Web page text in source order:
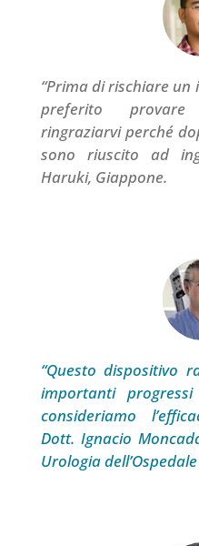
“Prima di rischiare
preferito provare
ringraziarvi perché
sono riuscito ad
Haruki, Giappone.
“Questo dispositivo
importanti
consideriamo
Dott. Ignacio
Urologia